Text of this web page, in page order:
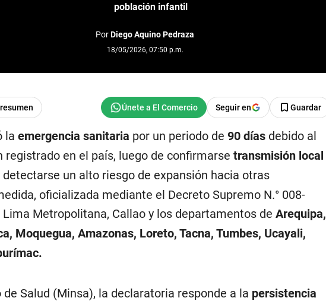
población infantil
PorDiego Aquino Pedraza
18/05/2026, 07:50 p.m.
Seguir en Guardar
la emergencia sanitaria por un periodo de 90 díasdebido al
registrado en el país, luego de confirmarse transmisión local
un alto riesgo de expansión hacia otras
oficializada mediante el Decreto Supremo N.° 008-
Lima Metropolitana, Callao y los departamentos de Arequipa,
Moquegua, Amazonas, Loreto, Tacna, Tumbes, Ucayali,
Salud (Minsa), la declaratoria responde a la persistencia